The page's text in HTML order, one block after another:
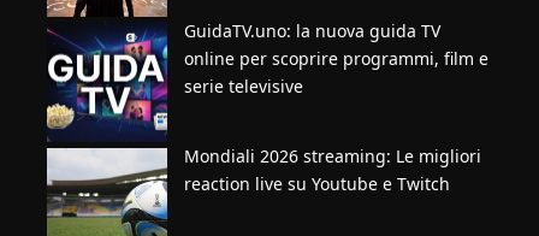
GuidaTV.uno: la nuova guida TV
online per scoprire programmi, film e
serie televisive
Mondiali 2026 streaming: Le migliori
reaction live su Youtube e Twitch